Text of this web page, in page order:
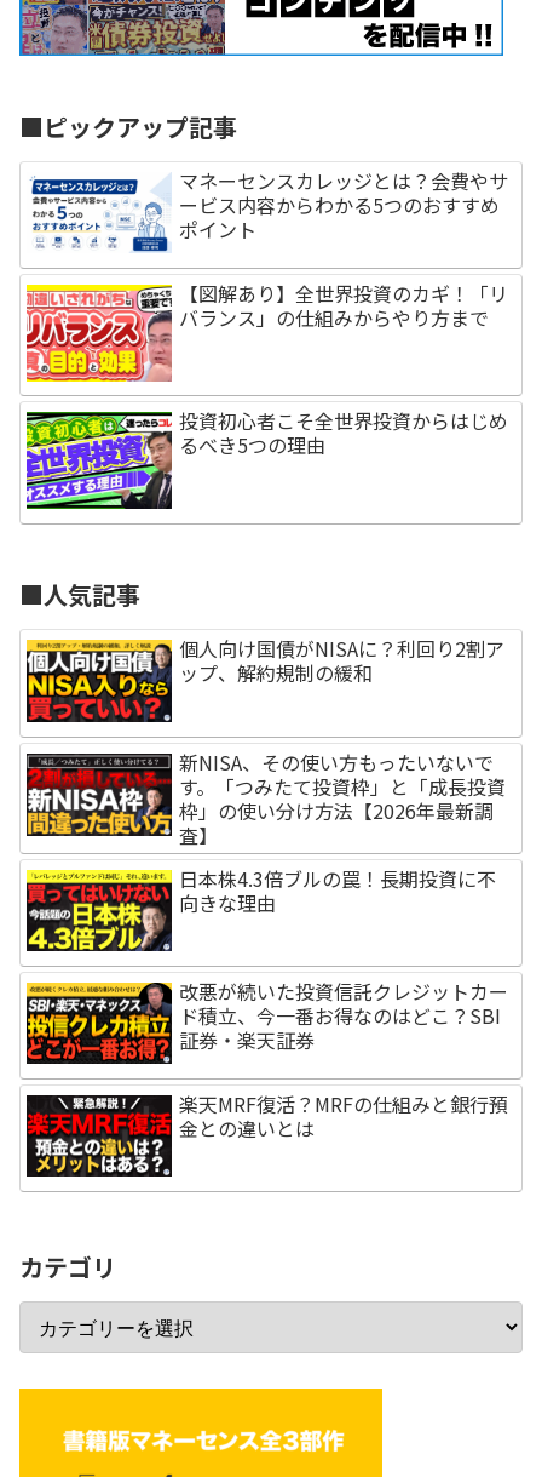
■ピックアップ記事
マネーセンスカレッジとは？会費やサ
ービス内容からわかる5つのおすすめ
ポイント
【図解あり】全世界投資のカギ！「リ
バランス」の仕組みからやり方まで
投資初心者こそ全世界投資からはじめ
るべき5つの理由
■人気記事
個人向け国債がNISAに？利回り2割ア
ップ、解約規制の緩和
新NISA、その使い方もったいないで
す。「つみたて投資枠」と「成長投資
枠」の使い分け方法【2026年最新調
査】
日本株4.3倍ブルの罠！長期投資に不
向きな理由
改悪が続いた投資信託クレジットカー
ド積立、今一番お得なのはどこ？SBI
証券・楽天証券
楽天MRF復活？MRFの仕組みと銀行預
金との違いとは
カテゴリ